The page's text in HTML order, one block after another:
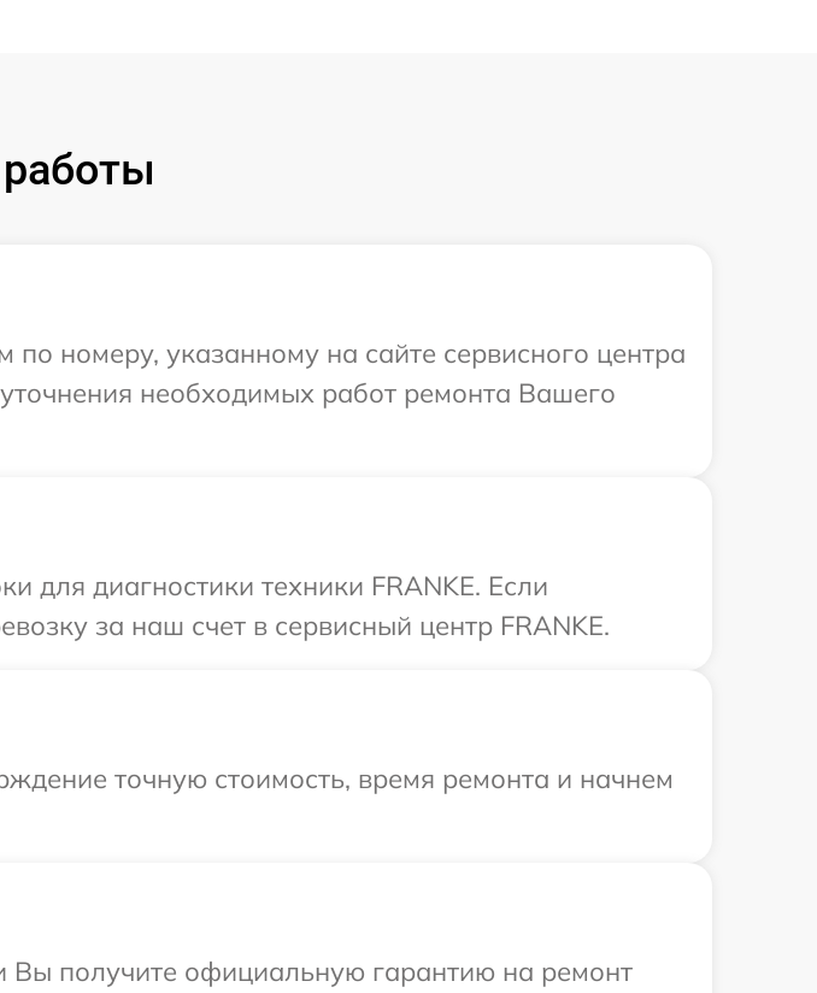
номеру, указанному на сайте сервисного центра
необходимых работ ремонта Вашего
для диагностики техники FRANKE. Если
за наш счет в сервисный центр FRANKE.
точную стоимость, время ремонта и начнем
Вы получите официальную гарантию на ремонт